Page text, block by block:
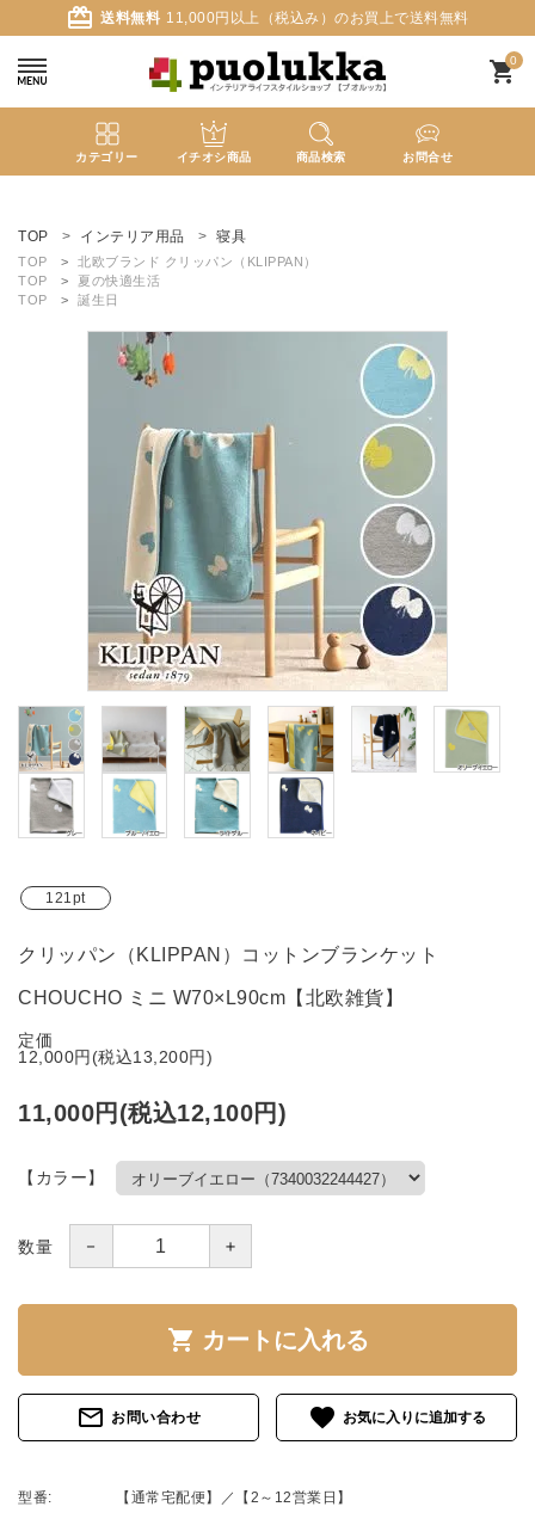
card_giftcard 送料無料 11,000円以上（税込み）のお買上で送料無料
0
shopping_cart
カテゴリー イチオシ商品 商品検索 お問合せ
ようこそ ゲスト 様
meeting_room ログイン
カテゴリーから探す
ガイドライン
TOP インテリア用品 寝具
TOP
北欧ブランド クリッパン（KLIPPAN）
TOP
夏の快適生活
TOP
誕生日
121pt
クリッパン（KLIPPAN）コットンブランケット
CHOUCHO ミニ W70×L90cm【北欧雑貨】
定価
12,000円(税込13,200円)
11,000円(税込12,100円)
【カラー】
数量 － ＋
shopping_cart カートに入れる
mail_outline お問い合わせ favorite
型番: 【通常宅配便】／【2～12営業日】